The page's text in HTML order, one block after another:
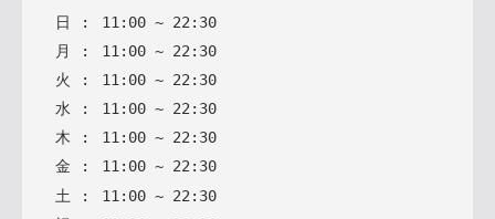
日 : 11 : 00 ~ 22 : 30
月
: 11 : 00 ~ 22 : 30
火
: 11 : 00 ~ 22 : 30
水 : 11 : 00 ~ 22 : 30
木 : 11: 00 ~ 22: 30
金 : 11: 00 ~ 22: 30
土 : 11 : 00 ~ 22 : 30